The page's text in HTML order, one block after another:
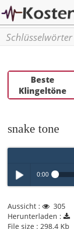
Beste
Klingeltöne
snake tone
Play /
0:00
Aussicht :
305
Herunterladen :
File size : 298.4 Kb